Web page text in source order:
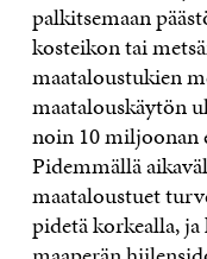
palkitsemaan
kosteikon tai
maataloustukien
maatalouskäytön
noin 10 miljoonan
Pidemmällä
maataloustuet
pidetä korkealla,